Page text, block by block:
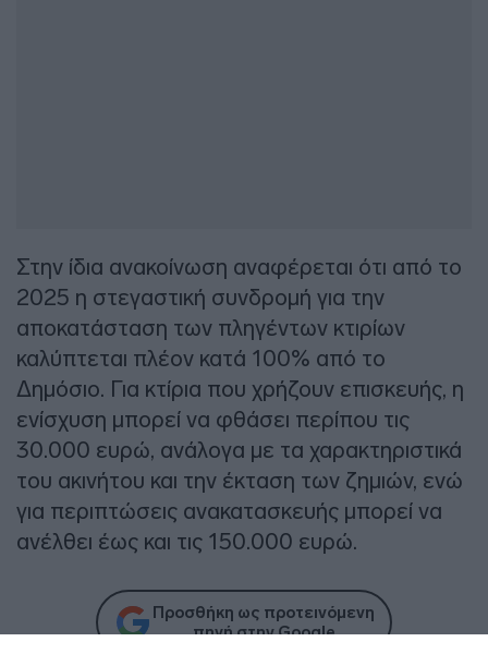
Στην ίδια ανακοίνωση αναφέρεται ότι από το
2025 η στεγαστική συνδρομή για την
αποκατάσταση των πληγέντων κτιρίων
καλύπτεται πλέον κατά 100% από το
Δημόσιο. Για κτίρια που χρήζουν επισκευής, η
ενίσχυση μπορεί να φθάσει περίπου τις
30.000 ευρώ, ανάλογα με τα χαρακτηριστικά
του ακινήτου και την έκταση των ζημιών, ενώ
για περιπτώσεις ανακατασκευής μπορεί να
ανέλθει έως και τις 150.000 ευρώ.
Προσθήκη ως προτεινόμενη
πηγή στην Google